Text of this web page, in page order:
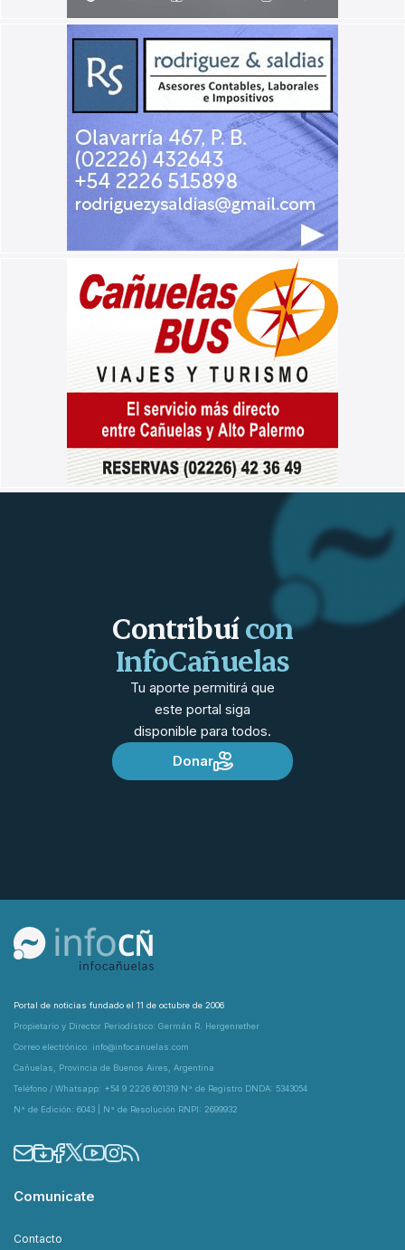
Contribuícon
InfoCañuelas
Tu aporte permitirá que
este portal siga
disponible para todos.
Donar
Portal de noticias fundado el 11 de octubre de 2006
Propietario y Director Periodístico: Germán R. Hergenrether
Correo electrónico: info@infocanuelas.com
Cañuelas, Provincia de Buenos Aires, Argentina
Teléfono / Whatsapp: +54 9 2226 601319 N° de Registro DNDA: 5343054
N° de Edición: 6043 | N° de Resolución RNPI: 2699932
Comunicate
Contacto